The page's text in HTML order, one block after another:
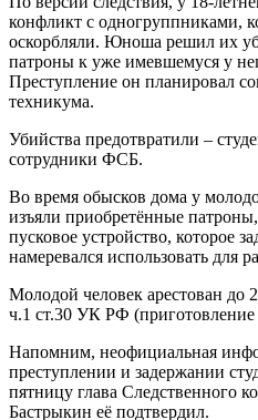
конфликт с одногруппниками,
оскорбляли. Юноша решил их
патроны к уже имевшемуся у
Преступление он планировал
техникума.
Убийства предотвратили –
сотрудники ФСБ.
Во время обысков дома у
изъяли приобретённые
пусковое устройство, которое
намеревался использовать для
Молодой человек арестован до
ч.1 ст.30 УК РФ (приготовление
Напомним, неофициальная
преступлении и задержании
пятницу глава Следственного
Бастрыкин её подтвердил.